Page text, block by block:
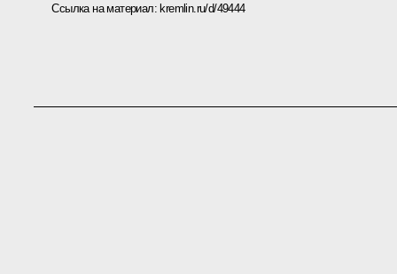
Ссылка на материал: kremlin.ru/d/49444